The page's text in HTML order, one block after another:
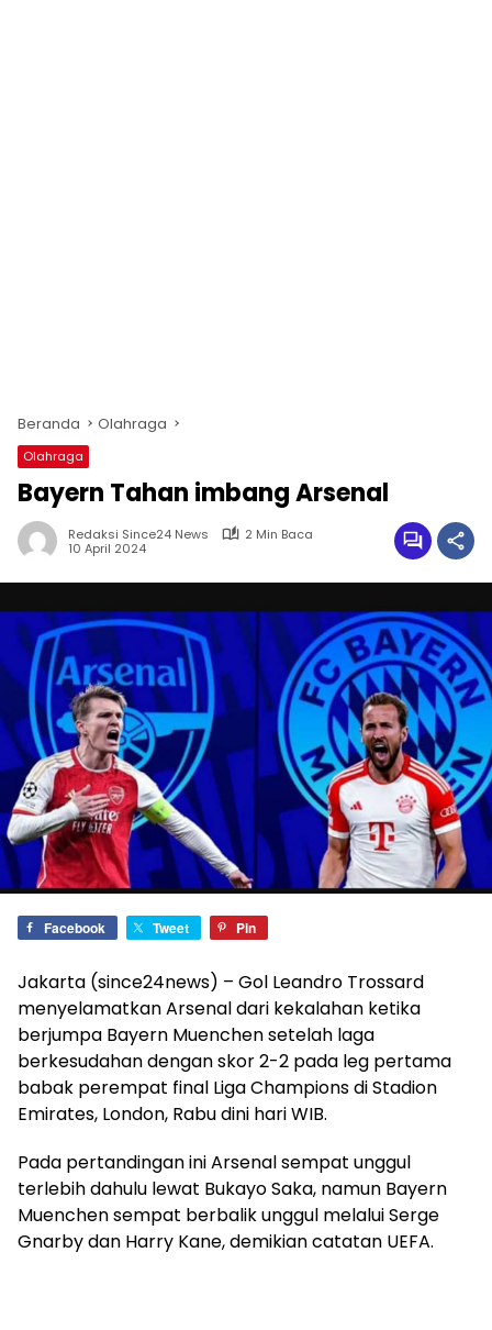
Beranda Olahraga
Olahraga
Bayern Tahan imbang Arsenal
Redaksi Since24 News
2 Min Baca
10 April 2024
Facebook Tweet Pin
Jakarta (since24news) – Gol Leandro Trossard
menyelamatkan Arsenal dari kekalahan ketika
berjumpa Bayern Muenchen setelah laga
berkesudahan dengan skor 2-2 pada leg pertama
babak perempat final Liga Champions di Stadion
Emirates, London, Rabu dini hari WIB.
Pada pertandingan ini Arsenal sempat unggul
terlebih dahulu lewat Bukayo Saka, namun Bayern
Muenchen sempat berbalik unggul melalui Serge
Gnarby dan Harry Kane, demikian catatan UEFA.